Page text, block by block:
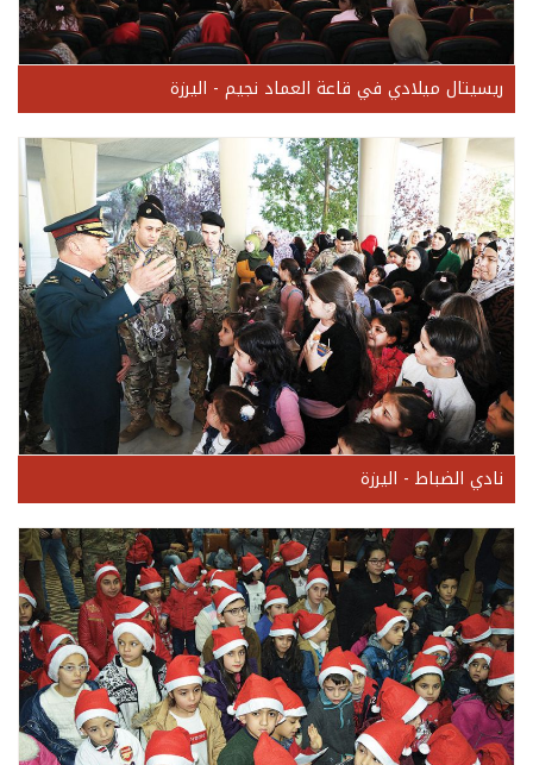
ريسيتال ميلادي في قاعة العماد نجيم - اليرزة
نادي الضباط - اليرزة